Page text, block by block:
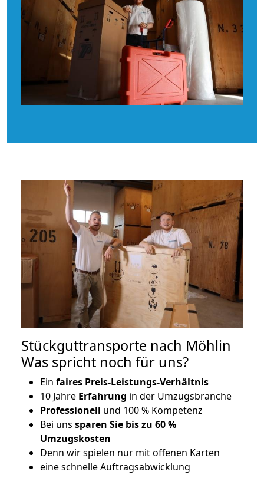
Stückguttransporte nach Möhlin
Was spricht noch für uns?
Ein faires Preis-Leistungs-Verhältnis
10 Jahre Erfahrung in der Umzugsbranche
Professionell und 100 % Kompetenz
Bei uns sparen Sie bis zu 60 %
Umzugskosten
Denn wir spielen nur mit offenen Karten
eine schnelle Auftragsabwicklung